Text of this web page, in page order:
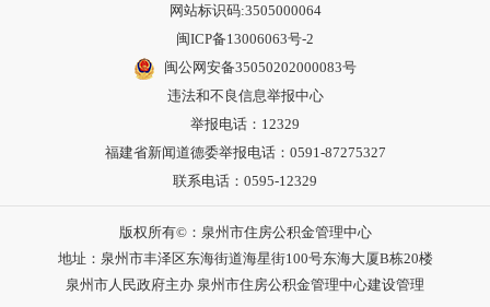
网站标识码:3505000064
闽ICP备13006063号-2
闽公网安备35050202000083号
违法和不良信息举报中心
举报电话：12329
福建省新闻道德委举报电话：0591-87275327
联系电话：0595-12329
版权所有©：泉州市住房公积金管理中心
地址：泉州市丰泽区东海街道海星街100号东海大厦B栋20楼
泉州市人民政府主办 泉州市住房公积金管理中心建设管理